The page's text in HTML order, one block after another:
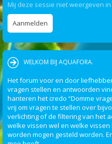
Mij deze sessie niet weergeven
WELKOM BIJ AQUAFORA.
Het forum voor en door
vragen stellen en antwoorden
hanteren het credo “Domme
vrij om vragen te stellen over
verlichting of de filtering van het
welke vissen wel en welke
worden mogen gesteld worden.